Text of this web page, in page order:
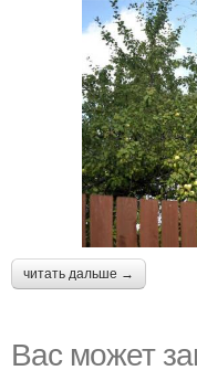
читать дальше →
Вас может